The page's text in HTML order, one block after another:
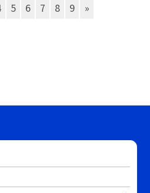
5 6 7 8 9 »